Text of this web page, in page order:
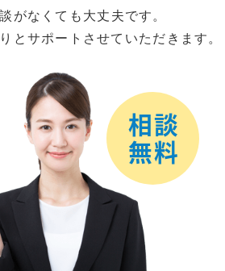
がなくても大丈夫です。
とサポートさせていただきます。